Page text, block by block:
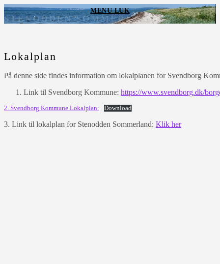
Skip
to
content
MENU LUK
STENODDEN SOMMERLAND
Lokalplan
På denne side findes information om lokalplanen for Svendborg
Link til Svendborg Kommune: https://www.svendborg.dk/
2. Svendborg Kommune Lokalplan: Download
3. Link til lokalplan for Stenodden Sommerland: Klik her